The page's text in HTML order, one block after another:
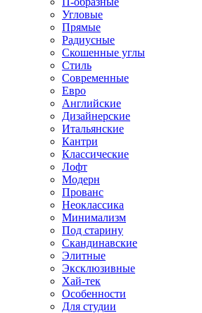
Угловые
Прямые
Радиусные
Скошенные углы
Стиль
Современные
Евро
Английские
Дизайнерские
Итальянские
Кантри
Классические
Лофт
Модерн
Прованс
Неоклассика
Минимализм
Под старину
Скандинавские
Элитные
Эксклюзивные
Хай-тек
Особенности
Для студии